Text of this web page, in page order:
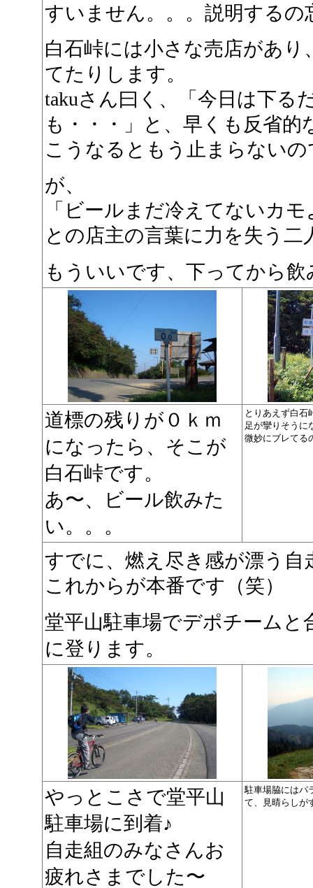
すいません。。。説明する
白石峠には小さな売店があ
てたりします。
takuさん曰く、「今日は下る
も・・・」と、早くも反省的
こうなるともう止まらない
が、
「ビールまだ冷えてないカモ
との店主の言葉に力を失う二
もういいです、下ってから飲
道標の残りが０ｋｍ
になったら、そこが
白石峠です。
あ〜、ビール飲みた
い。。。
とりあえず白石
足が攣りそうに
微妙にブレてる
すでに、燃え尽き感が漂う
これからが本番です（笑）
堂平山駐車場でデポチーム
に登ります。
やっとこさで堂平山
駐車場に到着♪
自走組のみなさんお
疲れさまでした〜
駐車場脇にはパ
て、見晴らしが